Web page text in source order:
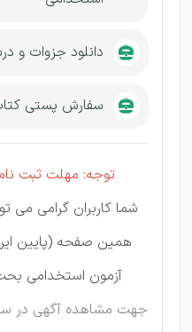
دانلود جزوات و
سفارش پستی
توجه: مهلت ثبت
شما کاربران گرامی می
همین صفحه (پایین
آزمون استخدامی
جهت مشاهده آگهی در